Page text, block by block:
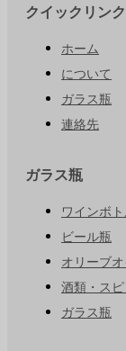
クイックリンク
ホーム
について
ガラス瓶
連絡先
ガラス瓶
ワインボ
ビール瓶
オリーブ
酒類・ス
ガラス瓶